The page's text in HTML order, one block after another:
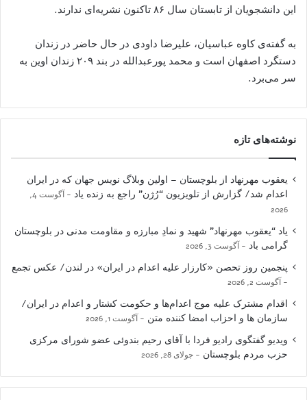
این دانشجویان از تابستان سال ۸۶ تاکنون نشریه‌ای ندارند.
به گفته‌ی کاوه عباسیان، علیرضا داودی در حال حاضر در زندان
دستگرد اصفهان است و محمد پورعبدالله در بند ۲۰۹ زندان اوین به
سر می‌برد.
نوشته‌های تازه
یعقوب مهرنهاد از بلوچستان – اولین وبلاگ نویس جهان که در ایران
اعدام شد/ گزارش از تلویزیون “رُژن” راجع به زنده یاد
آگوست 4,
2026
یاد “یعقوب مهرنهاد” شهید و نمادِ مبارزه و مقاومت مدنی در بلوچستان
گرامی باد
آگوست 3, 2026
پنجمین روز تحصن «کارزار علیه اعدام در ایران» در لندن/ عکس تجمع
آگوست 2, 2026
اقدام مشترک علیه موج اعدام‌ها و حکومت کشتار و اعدام در ایران/
سازمان ها و احزاب امضا کننده متن
آگوست 1, 2026
ویدیو گفتگوی رادیو فردا با آقای رحیم بندوئی عضو شورای مرکزی
حزب مردم بلوچستان
جولای 28, 2026